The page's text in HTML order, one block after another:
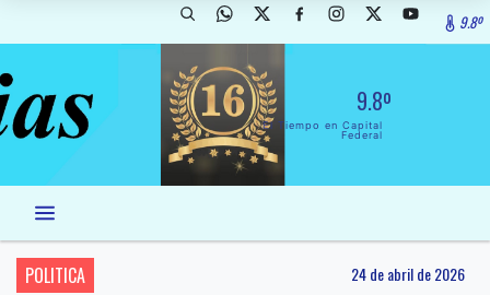
9.8º
9.8º
El Tiempo en Capital
Federal
POLITICA 24 de abril de 2026